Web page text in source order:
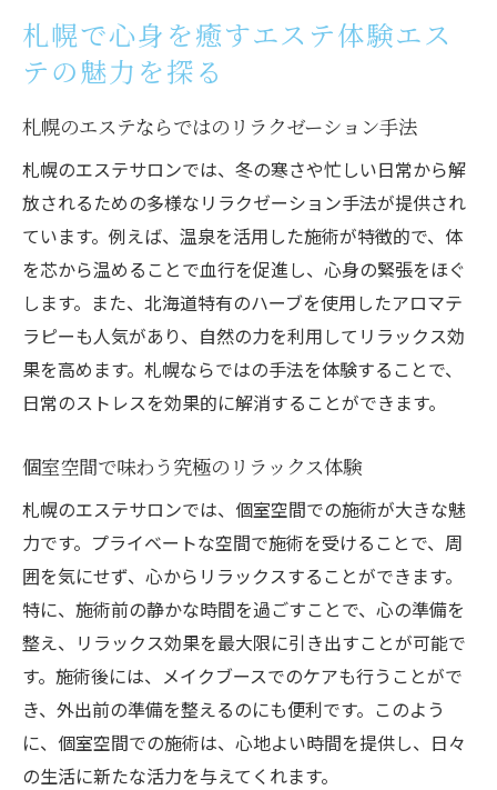
エステがもたらす日常生活へのポジティブ
な影響
札幌でのエステが提供する心の平穏と美肌
リラクゼーションエステの選び方と注意点
エステで日常を忘れる札幌のリラクゼーション
サロンの魅力
札幌のサロンで味わえる非日常的な空間作
り
ストレス解消に最適なエステメニューの紹
介
エステにおけるプライバシー保護の重要性
個々のニーズに応じたオーダーメイド施術
の提案
札幌のエステサロン選びで知っておきたい
ポイント
札幌のエステで得られる心と肌のリフレッシュ
効果
エステによる心のリフレッシュ方法
美肌効果を高める札幌のエステ施術
札幌で心身を癒すエステ体験エス
テの魅力を探る
札幌のエステならではのリラクゼーション手法
札幌のエステサロンでは、冬の寒さや忙しい日常から解
放されるための多様なリラクゼーション手法が提供され
ています。例えば、温泉を活用した施術が特徴的で、体
を芯から温めることで血行を促進し、心身の緊張をほぐ
します。また、北海道特有のハーブを使用したアロマテ
ラピーも人気があり、自然の力を利用してリラックス効
果を高めます。札幌ならではの手法を体験することで、
日常のストレスを効果的に解消することができます。
個室空間で味わう究極のリラックス体験
札幌のエステサロンでは、個室空間での施術が大きな魅
力です。プライベートな空間で施術を受けることで、周
囲を気にせず、心からリラックスすることができます。
特に、施術前の静かな時間を過ごすことで、心の準備を
整え、リラックス効果を最大限に引き出すことが可能で
す。施術後には、メイクブースでのケアも行うことがで
き、外出前の準備を整えるのにも便利です。このよう
に、個室空間での施術は、心地よい時間を提供し、日々
の生活に新たな活力を与えてくれます。